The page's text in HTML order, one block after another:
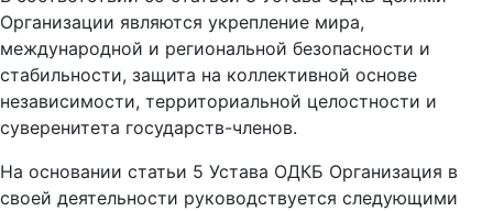
Организации являются укрепление мира,
международной и региональной безопасности и
стабильности, защита на коллективной основе
независимости, территориальной целостности и
суверенитета государств-членов.
На основании статьи 5 Устава ОДКБ Организация в
своей деятельности руководствуется следующими